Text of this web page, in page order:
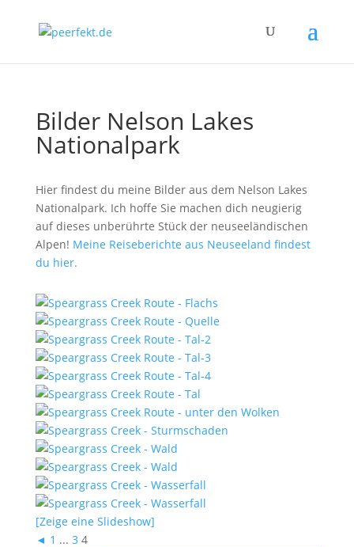
Bilder Nelson Lakes
Nationalpark
Hier findest du meine Bilder aus dem Nelson Lakes
Nationalpark. Ich hoffe Sie machen dich neugierig
auf dieses unberührte Stück der neuseeländischen
Alpen! Meine Reiseberichte aus Neuseeland findest
du hier.
[Zeige eine Slideshow]
◄ 1 ... 3 4